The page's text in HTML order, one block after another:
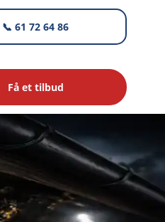
📞 61 72 64 86
Få et tilbud